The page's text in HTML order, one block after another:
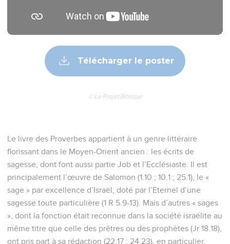
Télécharger le poster
© Le Projet Biblique
Le livre des Proverbes appartient à un genre littéraire
florissant dans le Moyen-Orient ancien : les écrits de
sagesse, dont font aussi partie Job et l’Ecclésiaste. Il est
principalement l’œuvre de Salomon (1.10 ; 10.1 ; 25.1), le «
sage » par excellence d’Israël, doté par l’Eternel d’une
sagesse toute particulière (1 R 5.9-13). Mais d’autres « sages
», dont la fonction était reconnue dans la société israélite au
même titre que celle des prêtres ou des prophètes (Jr 18.18),
ont pris part à sa rédaction (22.17 ; 24.23), en particulier